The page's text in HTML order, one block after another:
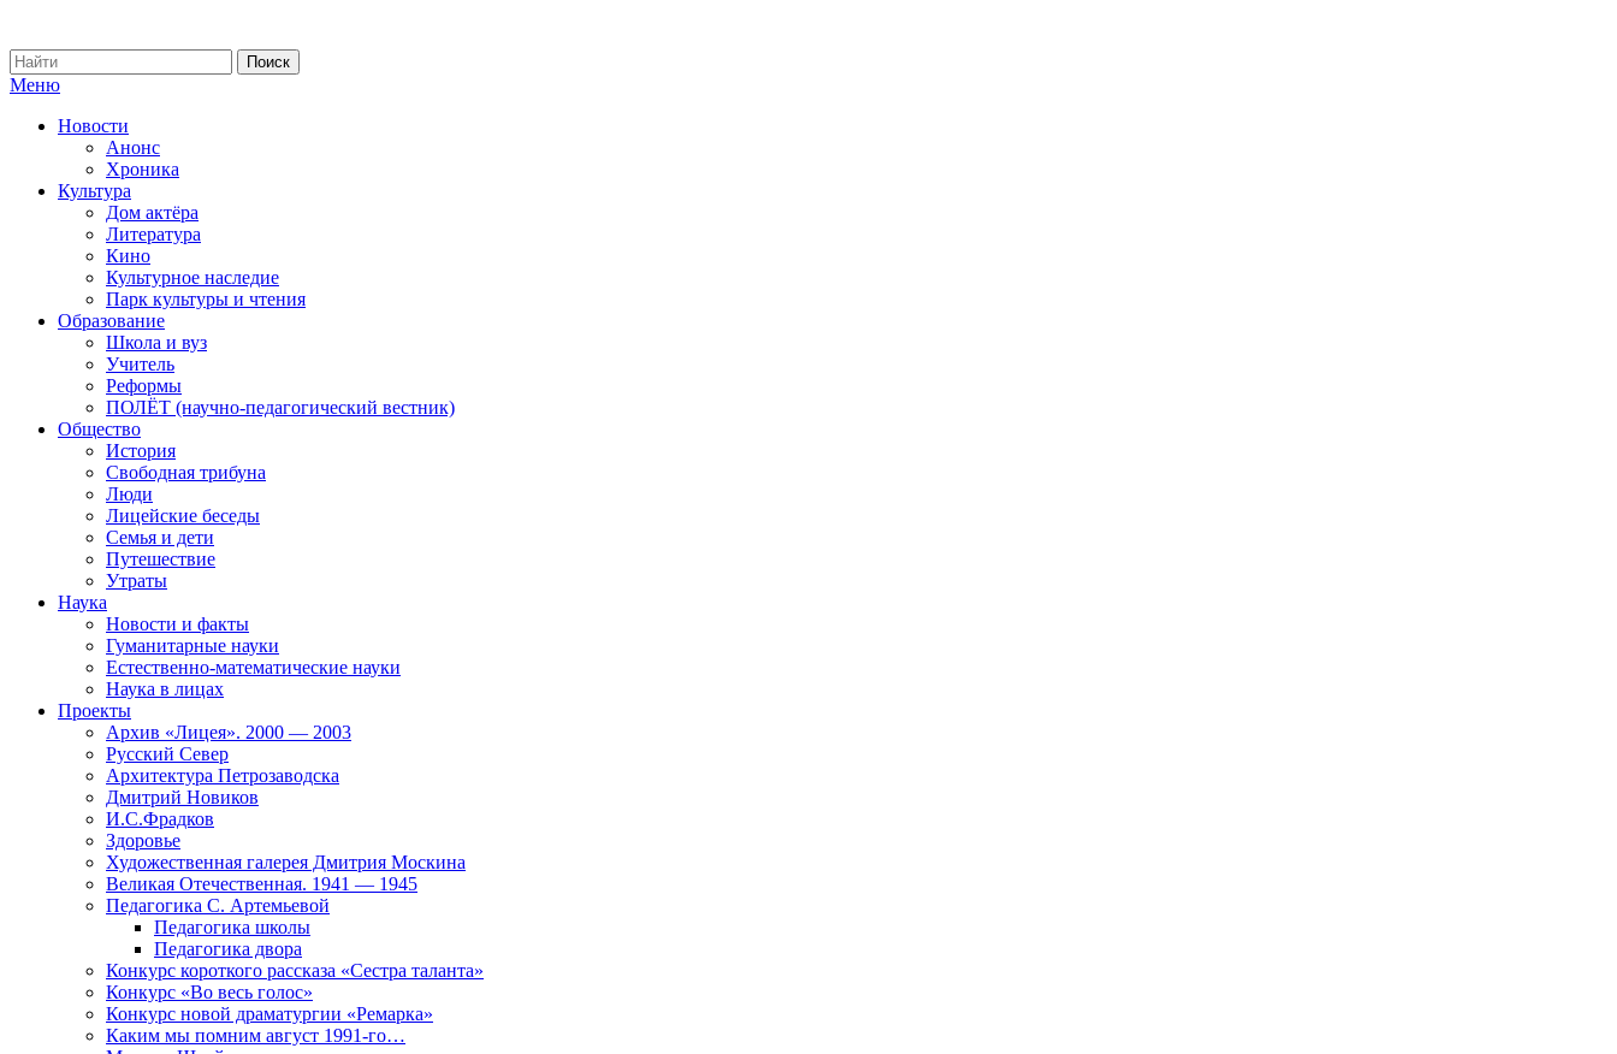
Меню
Новости
Анонс
Хроника
Культура
Дом актёра
Литература
Кино
Культурное наследие
Парк культуры и чтения
Образование
Школа и вуз
Учитель
Реформы
ПОЛЁТ (научно-педагогический вестник)
Общество
История
Свободная трибуна
Люди
Лицейские беседы
Семья и дети
Путешествие
Утраты
Наука
Новости и факты
Гуманитарные науки
Естественно-математические науки
Наука в лицах
Проекты
Архив «Лицея». 2000 — 2003
Русский Север
Архитектура Петрозаводска
Дмитрий Новиков
И.С.Фрадков
Здоровье
Художественная галерея Дмитрия Москина
Великая Отечественная. 1941 — 1945
Педагогика С. Артемьевой
Педагогика школы
Педагогика двора
Конкурс короткого рассказа «Сестра таланта»
Конкурс «Во весь голос»
Конкурс новой драматургии «Ремарка»
Каким мы помним август 1991-го…